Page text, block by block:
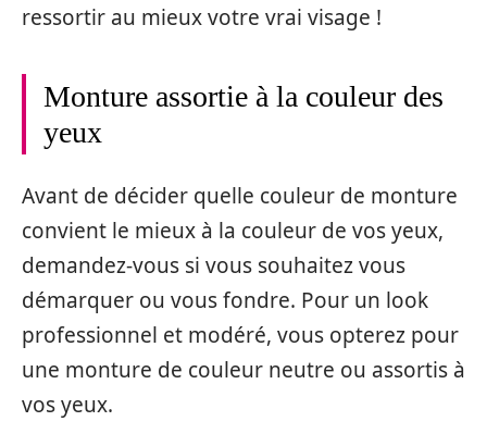
ressortir au mieux votre vrai visage !
Monture assortie à la couleur des
yeux
Avant de décider quelle couleur de monture
convient le mieux à la couleur de vos yeux,
demandez-vous si vous souhaitez vous
démarquer ou vous fondre. Pour un look
professionnel et modéré, vous opterez pour
une monture de couleur neutre ou assortis à
vos yeux.